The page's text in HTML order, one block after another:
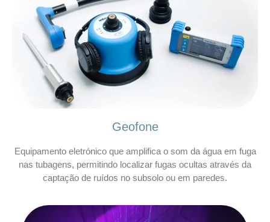
Geofone
Equipamento eletrónico que amplifica o som da água em fuga
nas tubagens, permitindo localizar fugas ocultas através da
captação de ruídos no subsolo ou em paredes.